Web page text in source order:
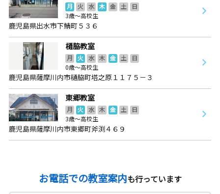
月 火 水 木 金 土
日
3歳～高校生
鹿児島県出水市下鯖町５３６
樋脇教室
月 火 水 木 金 土
日
0歳～高校生
鹿児島県薩摩川内市樋脇町塔之原１１７５－３
東郷教室
月 火 水 木 金 土
日
3歳～高校生
鹿児島県薩摩川内市東郷町斧渕４６９
お電話での教室案内も行っています